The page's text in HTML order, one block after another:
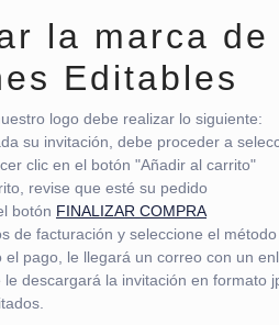
la marca de
Editables
logo debe realizar lo siguiente:
su invitación, debe proceder a
clic en el botón "Añadir al carrito"
revise que esté su pedido
botón FINALIZAR COMPRA
de facturación y seleccione el método
el pago, le llegará un correo con un
descargará la invitación en formato